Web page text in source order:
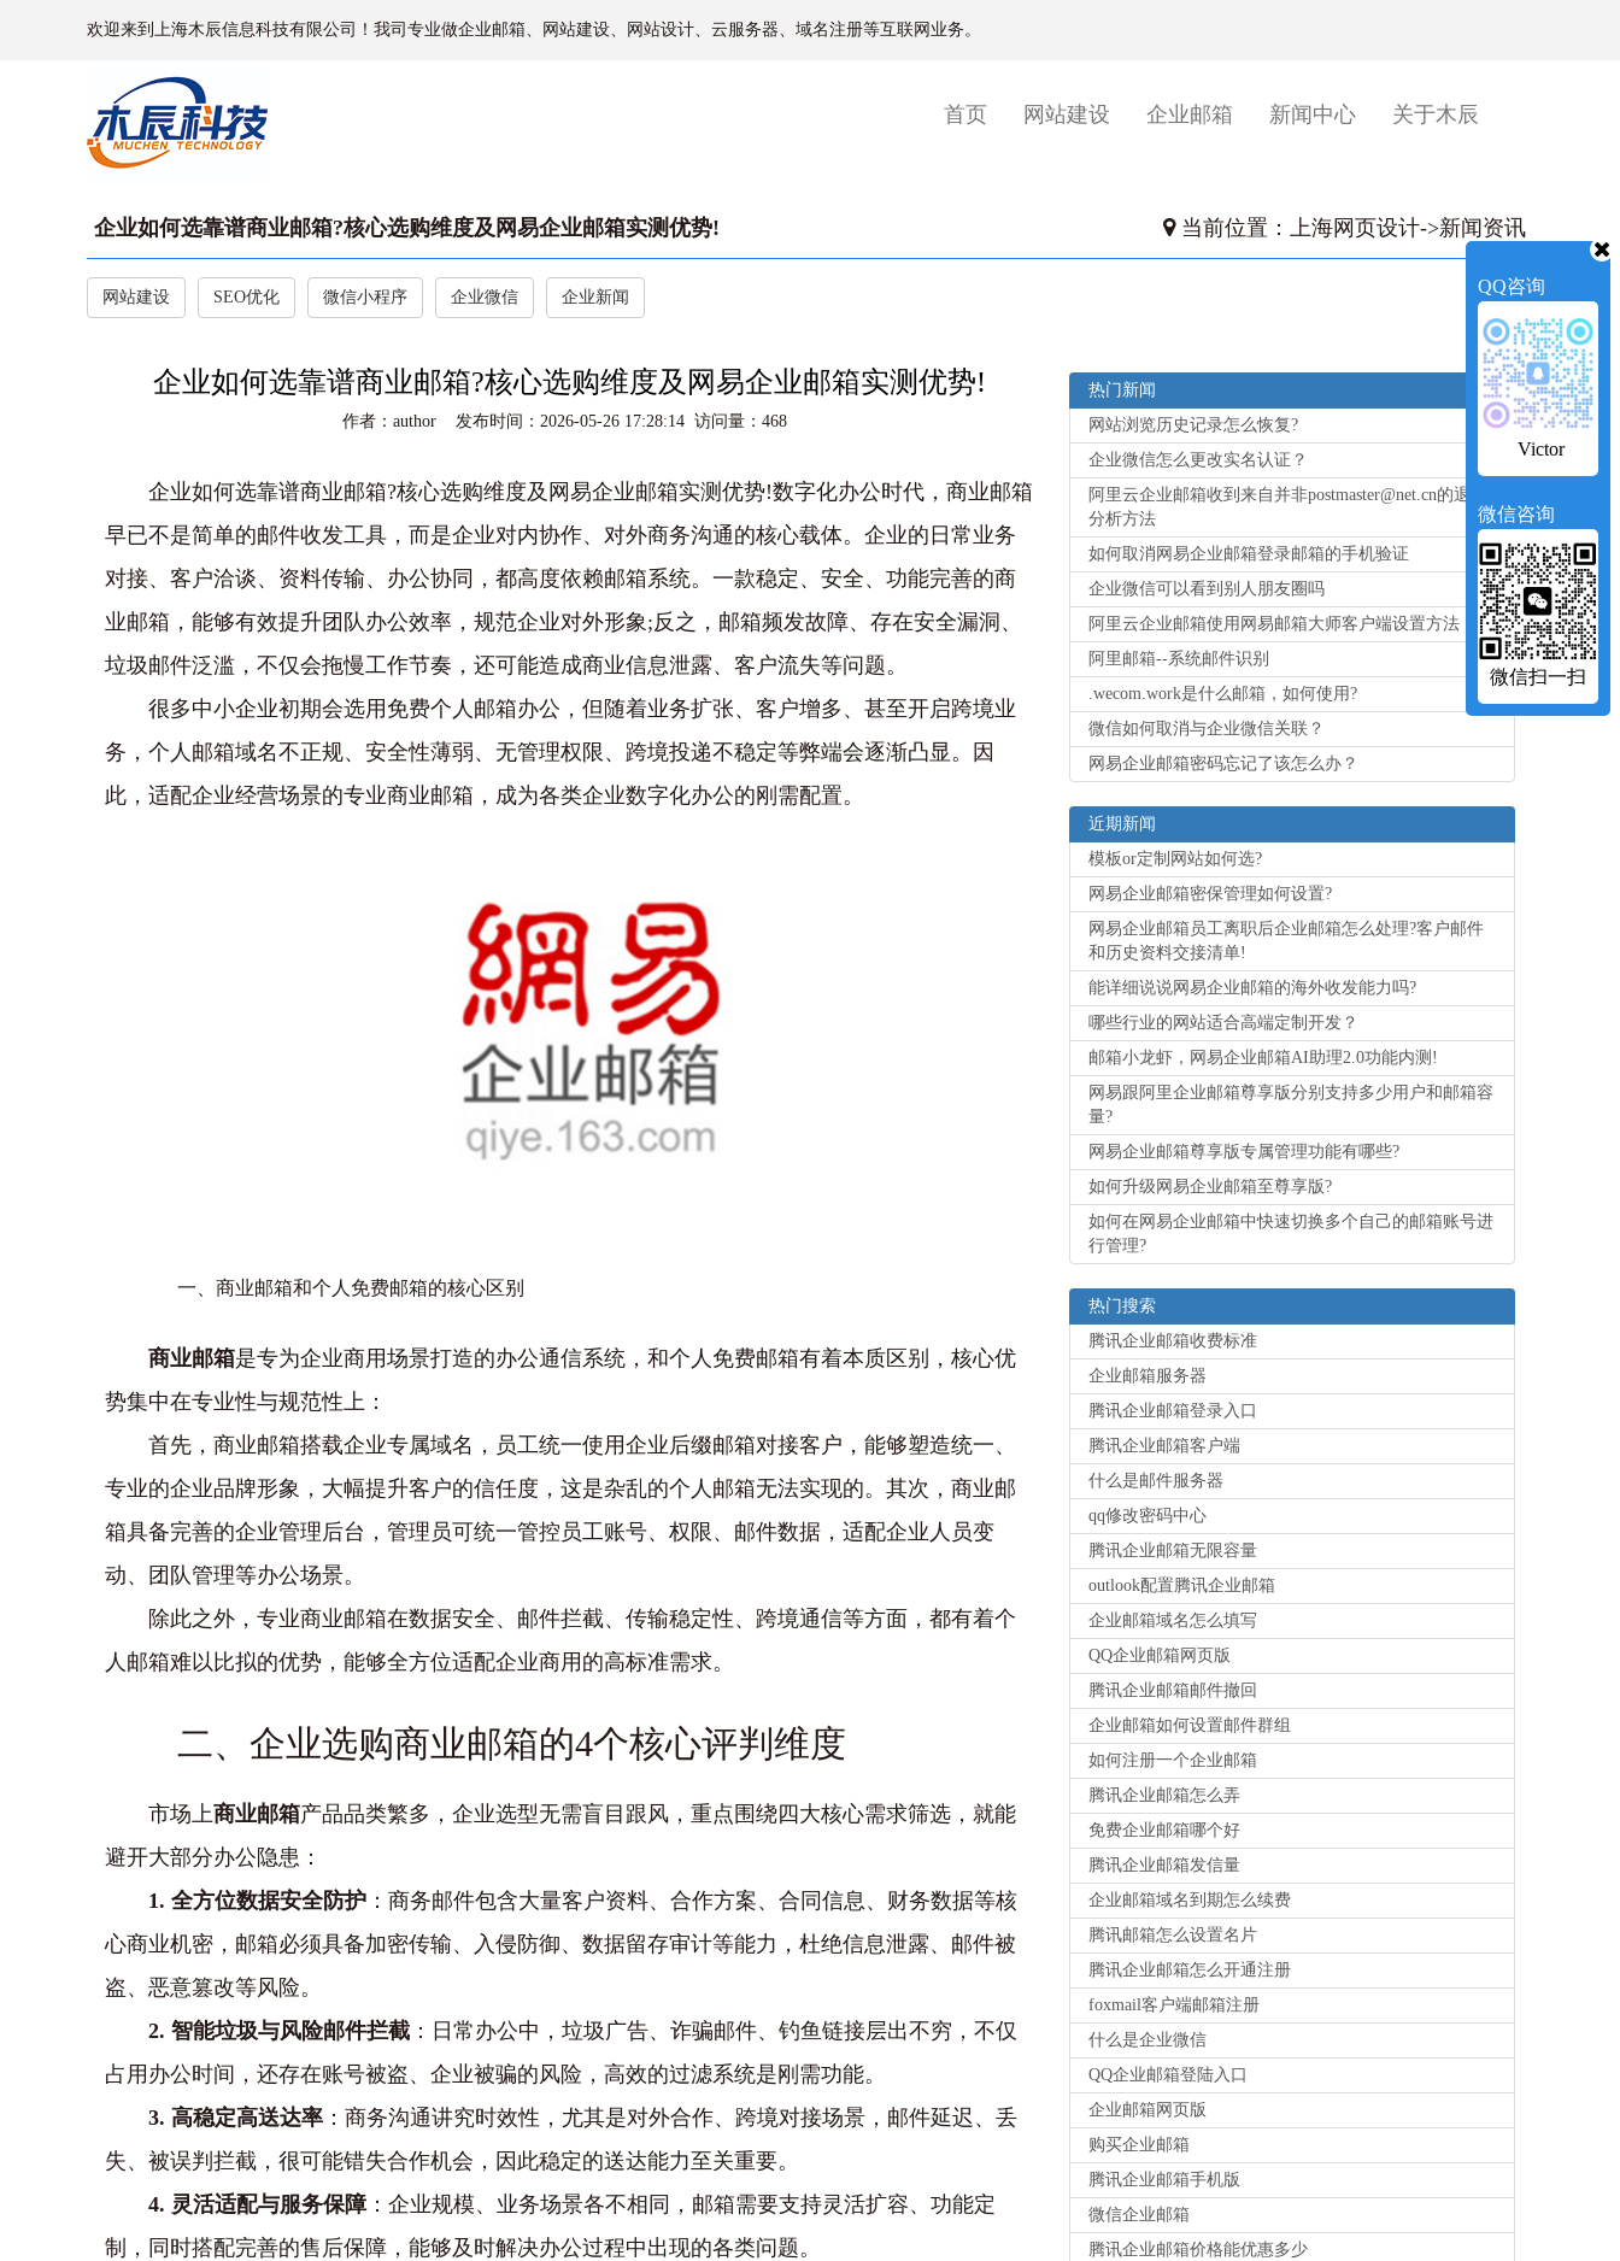
欢迎来到上海木辰信息科技有限公司！我司专业做企业邮箱、网站建设、网站设计、云服务器、域名注册等互联网业务。
首页(current)网站建设 企业邮箱 新闻中心 关于木辰
​企业如何选靠谱商业邮箱?核心选购维度及网易企业邮箱实测优势! 当前位置： 上海网页设计->新闻资讯
网站建设 SEO优化 微信小程序 企业微信 企业新闻
​企业如何选靠谱商业邮箱?核心选购维度及网易企业邮箱实测优势!
作者：author 发布时间：2026-05-26 17:28:14 访问量：468
企业如何选靠谱商业邮箱?核心选购维度及网易企业邮箱实测优势!数字化办公时代，商业邮箱
早已不是简单的邮件收发工具，而是企业对内协作、对外商务沟通的核心载体。企业的日常业务
对接、客户洽谈、资料传输、办公协同，都高度依赖邮箱系统。一款稳定、安全、功能完善的商
业邮箱，能够有效提升团队办公效率，规范企业对外形象;反之，邮箱频发故障、存在安全漏洞、
垃圾邮件泛滥，不仅会拖慢工作节奏，还可能造成商业信息泄露、客户流失等问题。
很多中小企业初期会选用免费个人邮箱办公，但随着业务扩张、客户增多、甚至开启跨境业
务，个人邮箱域名不正规、安全性薄弱、无管理权限、跨境投递不稳定等弊端会逐渐凸显。因
此，适配企业经营场景的专业商业邮箱，成为各类企业数字化办公的刚需配置。
一、商业邮箱和个人免费邮箱的核心区别
商业邮箱是专为企业商用场景打造的办公通信系统，和个人免费邮箱有着本质区别，核心优
势集中在专业性与规范性上：
首先，商业邮箱搭载企业专属域名，员工统一使用企业后缀邮箱对接客户，能够塑造统一、
专业的企业品牌形象，大幅提升客户的信任度，这是杂乱的个人邮箱无法实现的。其次，商业邮
箱具备完善的企业管理后台，管理员可统一管控员工账号、权限、邮件数据，适配企业人员变
动、团队管理等办公场景。
除此之外，专业商业邮箱在数据安全、邮件拦截、传输稳定性、跨境通信等方面，都有着个
人邮箱难以比拟的优势，能够全方位适配企业商用的高标准需求。
二、企业选购商业邮箱的4个核心评判维度
市场上商业邮箱产品品类繁多，企业选型无需盲目跟风，重点围绕四大核心需求筛选，就能
避开大部分办公隐患：
1. 全方位数据安全防护 ：商务邮件包含大量客户资料、合作方案、合同信息、财务数据等核
心商业机密，邮箱必须具备加密传输、入侵防御、数据留存审计等能力，杜绝信息泄露、邮件被
盗、恶意篡改等风险。
2. 智能垃圾与风险邮件拦截 ：日常办公中，垃圾广告、诈骗邮件、钓鱼链接层出不穷，不仅
占用办公时间，还存在账号被盗、企业被骗的风险，高效的过滤系统是刚需功能。
3. 高稳定高送达率 ：商务沟通讲究时效性，尤其是对外合作、跨境对接场景，邮件延迟、丢
失、被误判拦截，很可能错失合作机会，因此稳定的送达能力至关重要。
4. 灵活适配与服务保障：企业规模、业务场景各不相同，邮箱需要支持灵活扩容、功能定
制，同时搭配完善的售后保障，能够及时解决办公过程中出现的各类问题。
热门新闻
网站浏览历史记录怎么恢复?
企业微信怎么更改实名认证？
阿里云企业邮箱收到来自并非postmaster@net.cn的退信
分析方法
如何取消网易企业邮箱登录邮箱的手机验证
企业微信可以看到别人朋友圈吗
阿里云企业邮箱使用网易邮箱大师客户端设置方法
阿里邮箱--系统邮件识别
.wecom.work是什么邮箱，如何使用?
微信如何取消与企业微信关联？
网易企业邮箱密码忘记了该怎么办？
近期新闻
模板or定制网站如何选?
网易企业邮箱密保管理如何设置?
网易企业邮箱员工离职后企业邮箱怎么处理?客户邮件
和历史资料交接清单!
能详细说说网易企业邮箱的海外收发能力吗?
哪些行业的网站适合高端定制开发？
邮箱小龙虾，网易企业邮箱AI助理2.0功能内测!
网易跟阿里企业邮箱尊享版分别支持多少用户和邮箱容
量?
网易企业邮箱尊享版专属管理功能有哪些?
如何升级网易企业邮箱至尊享版?
如何在网易企业邮箱中快速切换多个自己的邮箱账号进
行管理?
热门搜索
腾讯企业邮箱收费标准
企业邮箱服务器
腾讯企业邮箱登录入口
腾讯企业邮箱客户端
什么是邮件服务器
qq修改密码中心
腾讯企业邮箱无限容量
outlook配置腾讯企业邮箱
企业邮箱域名怎么填写
QQ企业邮箱网页版
腾讯企业邮箱邮件撤回
企业邮箱如何设置邮件群组
如何注册一个企业邮箱
腾讯企业邮箱怎么弄
免费企业邮箱哪个好
腾讯企业邮箱发信量
企业邮箱域名到期怎么续费
腾讯邮箱怎么设置名片
腾讯企业邮箱怎么开通注册
foxmail客户端邮箱注册
什么是企业微信
QQ企业邮箱登陆入口
企业邮箱网页版
购买企业邮箱
腾讯企业邮箱手机版
微信企业邮箱
腾讯企业邮箱价格能优惠多少
QQ咨询
Victor
微信咨询
微信扫一扫